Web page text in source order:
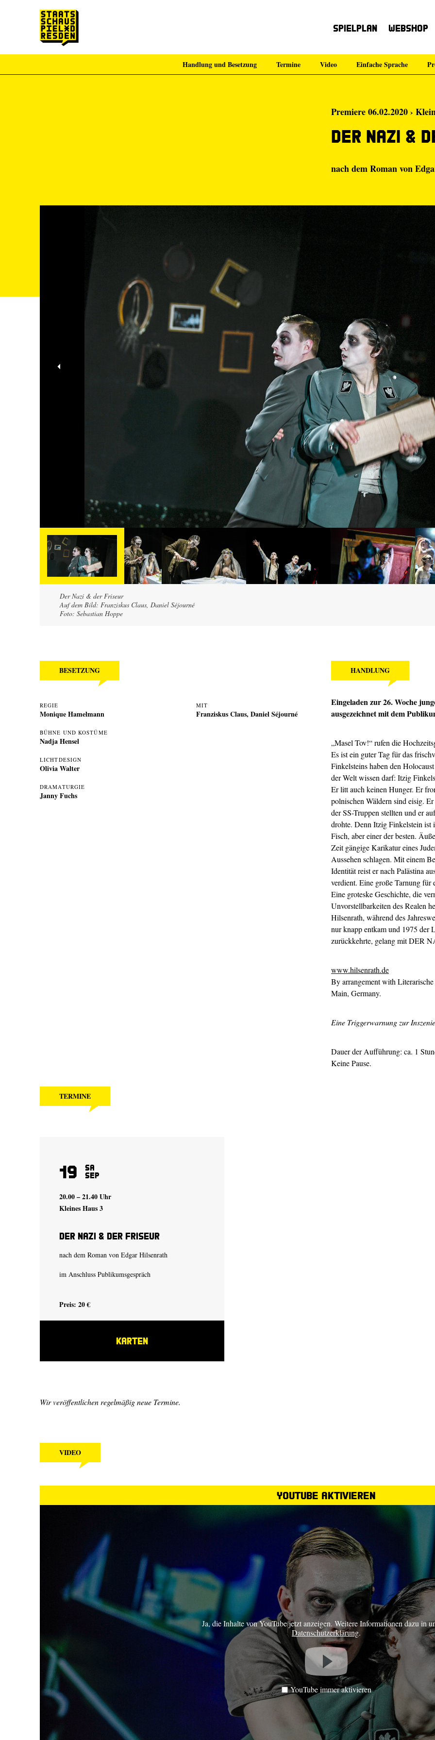
Spielplan Webshop
Handlung und Besetzung Termine Video Einfache Sprache
Premiere 06.02.2020 ›
Der Nazi &
nach dem Roman von
Der Nazi & der Friseur
Auf dem Bild: Franziskus Claus, Daniel Séjourné
Foto: Sebastian Hoppe
HANDLUNG
Eingeladen zur 26. Woche
ausgezeichnet mit dem
„Masel Tov!“ rufen die
Es ist ein guter Tag für das
Finkelsteins haben den
der Welt wissen darf: Itzig
Er litt auch keinen Hunger. Er
polnischen Wäldern sind eisig.
der SS-Truppen stellten und er
drohte. Denn Itzig Finkelstein ist
Fisch, aber einer der besten.
Zeit gängige Karikatur eines
Aussehen schlagen. Mit einem
Identität reist er nach Palästina
verdient. Eine große Tarnung für
Eine groteske Geschichte, die
Unvorstellbarkeiten des Realen
Hilsenrath, während des
nur knapp entkam und 1975 der
zurückkehrte, gelang mit DER
www.hilsenrath.de
By arrangement with
Main, Germany.
Eine Triggerwarnung zur
Dauer der Aufführung: ca. 1
Keine Pause.
BESETZUNG
REGIE
Monique Hamelmann
BÜHNE UND KOSTÜME
Nadja Hensel
LICHTDESIGN
Olivia Walter
DRAMATURGIE
Janny Fuchs
MIT
Franziskus Claus,Daniel Séjourné
TERMINE
19 Sa
Sep
20.00 – 21.40 Uhr
Kleines Haus 3
Der Nazi & der Friseur
nach dem Roman von Edgar Hilsenrath
im Anschluss Publikumsgespräch
Preis: 20 €
KARTEN
Wir veröffentlichen regelmäßig neue Termine.
VIDEO
YouTube aktivieren
Ja, die Inhalte von YouTube jetzt anzeigen. Weitere Informationen dazu in
Datenschutzerklärung.
YouTube immer aktivieren